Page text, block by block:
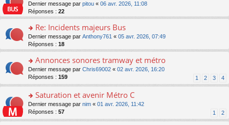
c
e
nt
pl
u
ré
c
e
nt
n
o
n
lu
le
pl
u
ré
c
e
nt
s
a
e
n
o
n
lu
le
pl
u
ré
c
e
nt
er
le
m
e
s
s
a
e
n
o
n
lu
le
pl
o
n
s
ult
er
le
m
e
s
s
a
g
e
n
o
n
Dernier message par pitou « 06 avr. 2026, 11:08
Réponses : 22
o
n
s
ult
er
le
s
s
a
g
Re: Incidents majeurs Bus
Dernier message par Anthony761 « 05 avr. 2026, 07:49
Réponses : 18
o
n
s
ult
er
le
m
e
Annonces sonores tramway et métro
Dernier message par Chris69002 « 02 avr. 2026, 16:20
Réponses : 159 1 2 3 4
o
n
s
Saturation et avenir Métro C
Dernier message par nim « 01 avr. 2026, 11:42
Réponses : 57 1 2